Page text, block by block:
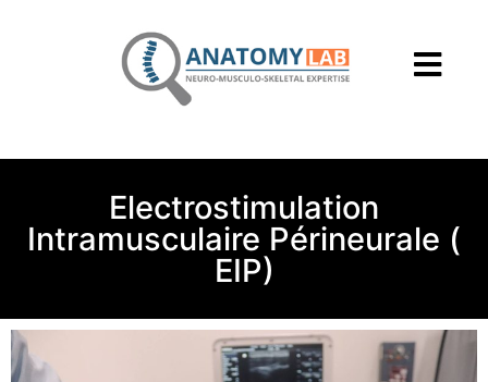
Electrostimulation
Intramusculaire Périneurale (
EIP)